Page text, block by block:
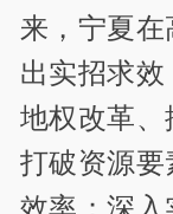
来，宁夏在
出实招求
地权改革、
打破资源要